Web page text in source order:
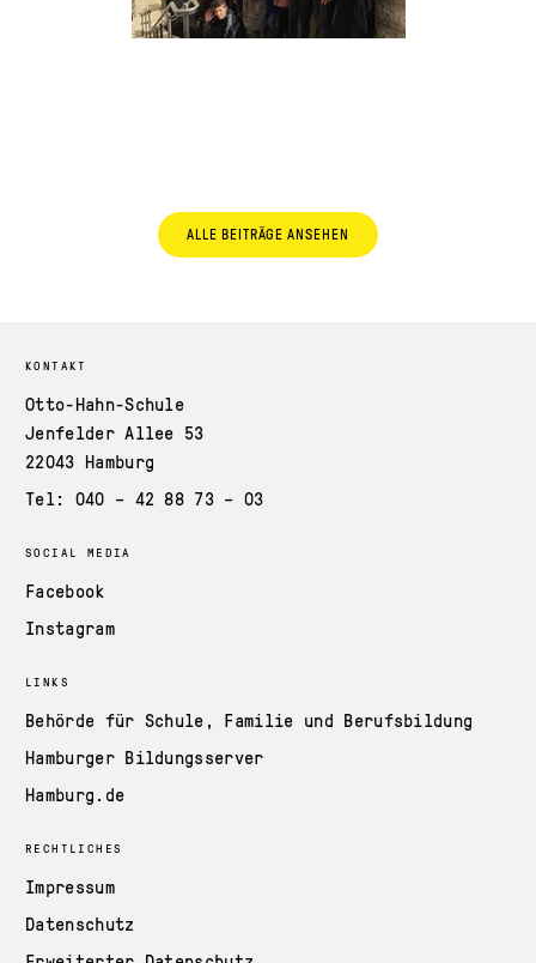
ALLE BEITRÄGE ANSEHEN
KONTAKT
Otto-Hahn-Schule
Jenfelder Allee 53
22043 Hamburg
Tel: 040 – 42 88 73 – 03
SOCIAL MEDIA
Facebook
Instagram
LINKS
Behörde für Schule, Familie und Berufsbildung
Hamburger Bildungsserver
Hamburg.de
RECHTLICHES
Impressum
Datenschutz